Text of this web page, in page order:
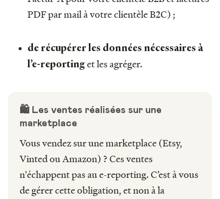
PDF par mail à votre clientèle B2C) ;
de récupérer les données nécessaires à
l’e-reporting et les agréger.
🛍️ Les ventes réalisées sur une
marketplace
Vous vendez sur une marketplace (Etsy,
Vinted ou Amazon) ? Ces ventes
n'échappent pas au e-reporting. C’est à vous
de gérer cette obligation, et non à la